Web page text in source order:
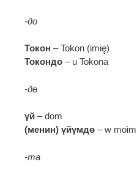
-до
Токон – Tokon (imię)
Токондо – u Tokona
-дө
үй – dom
(менин) үйүмдө – w
-та